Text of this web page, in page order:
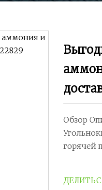
Обзор
горячей